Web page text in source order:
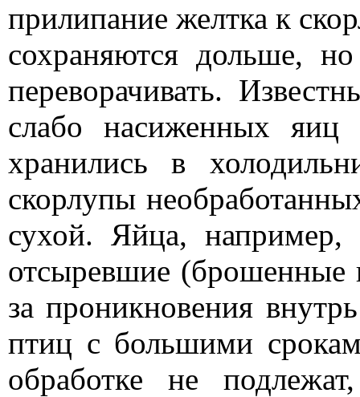
прилипание желтка к
сохраняются дольше,
переворачивать.
слабо насиженных яиц
хранились в
скорлупы
сухой. Яйца,
отсыревшие (брошенные
за проникновения
птиц с большими
обработке не